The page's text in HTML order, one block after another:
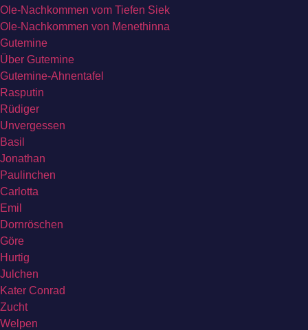
Ole-Nachkommen vom Tiefen Siek
Ole-Nachkommen von Menethinna
Gutemine
Über Gutemine
Gutemine-Ahnentafel
Rasputin
Rüdiger
Unvergessen
Basil
Jonathan
Paulinchen
Carlotta
Emil
Dornröschen
Göre
Hurtig
Julchen
Kater Conrad
Zucht
Welpen